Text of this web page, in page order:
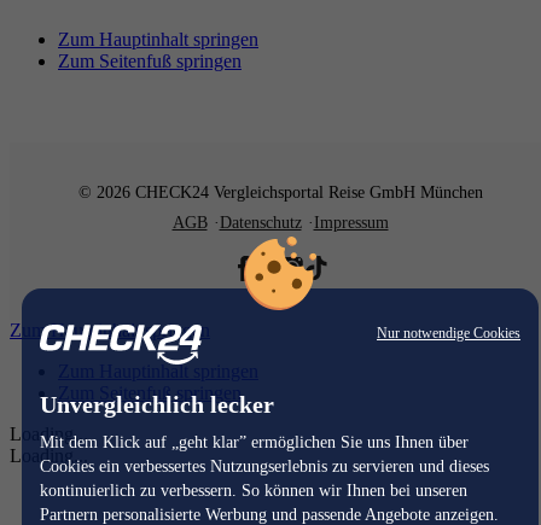
Nur notwendige Cookies
Unvergleichlich lecker
Mit dem Klick auf „geht klar” ermöglichen Sie uns Ihnen über
Cookies ein verbessertes Nutzungserlebnis zu servieren und dieses
kontinuierlich zu verbessern. So können wir Ihnen bei unseren
Partnern personalisierte Werbung und passende Angebote anzeigen.
Zum Hauptinhalt springen
Zum Seitenfuß springen
© 2026 CHECK24 Vergleichsportal Reise GmbH München
AGB
Datenschutz Impressum
Zum Hauptinhalt springen
Zum Hauptinhalt springen
Zum Seitenfuß springen
Loading...
Loading...